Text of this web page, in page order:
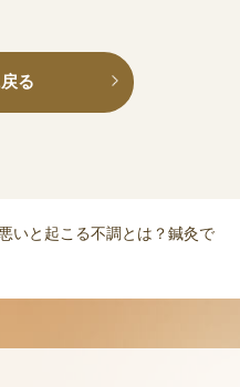
る
いと起こる不調とは？鍼灸で